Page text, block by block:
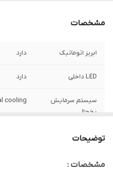
مشخصات
ابریز اتوماتیک دارد
LED داخلی دارد
سیستم سرمایش
یخچال
cooling
یخساز اتوماتیک
توضیحات
مشخصات :